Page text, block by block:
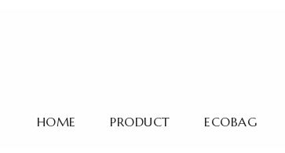
HOME PRODUCT ECOBAG